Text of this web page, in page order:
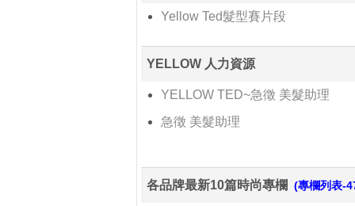
Yellow Ted髮型賽片段
YELLOW 人力資源
YELLOW TED~急徵 美髮助理
急徵 美髮助理
各品牌最新10篇時尚專欄 (專欄列表-